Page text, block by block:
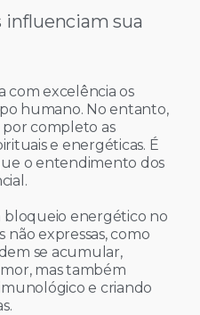
influenciam sua
com excelência os
humano. No entanto,
por completo as
e energéticas. É
o entendimento dos
bloqueio energético no
expressas, como
se acumular,
mas também
e criando